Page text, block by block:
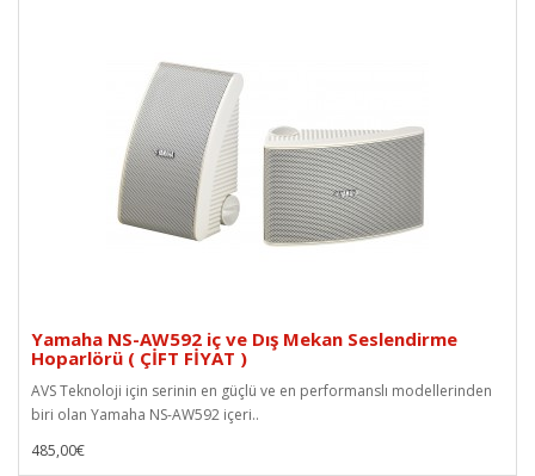
Yamaha NS-AW592 iç ve Dış Mekan Seslendirme
Hoparlörü ( ÇİFT FİYAT )
AVS Teknoloji için serinin en güçlü ve en performanslı modellerinden
biri olan Yamaha NS-AW592 içeri..
485,00€